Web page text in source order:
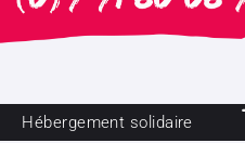
Hébergement solidaire